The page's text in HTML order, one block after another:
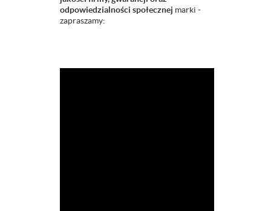
odpowiedzialności społecznej marki -
zapraszamy: